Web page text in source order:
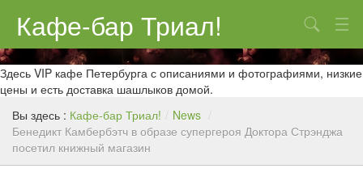
Кафе-бар Триал!
О нас
Меню
Контакты
Реклама
Поиск
Здесь VIP кафе Петербурга с описаниями и фотографиями, низкие
цены и есть доставка шашлыков домой.
Вы здесь : Кафе-бар Триал! / News /
Бенедикт Камбербэтч в образе супергероя Доктора Стрэнджа
посетил книжный магазин